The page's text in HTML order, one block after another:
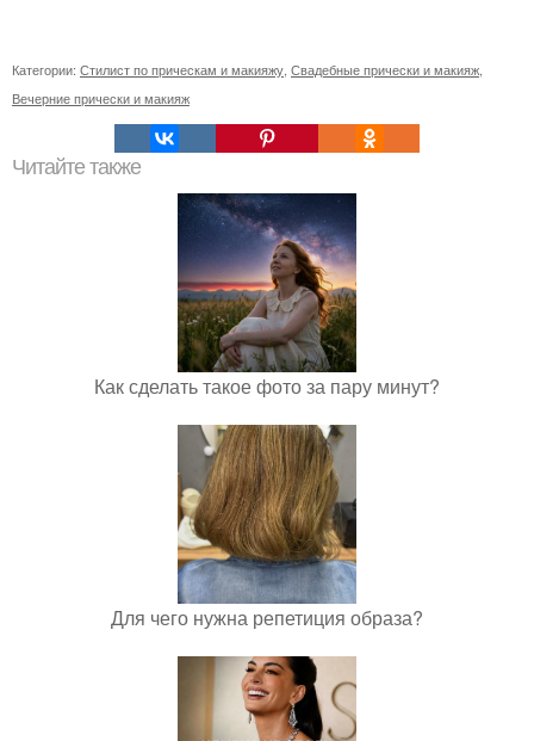
Категории: Стилист по прическам и макияжу Свадебные прически и макияж
Вечерние прически и макияж
Читайте также
Как сделать такое фото за пару минут?
Для чего нужна репетиция образа?